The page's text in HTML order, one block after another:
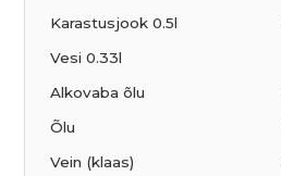
Karastusjook 0.5l
Vesi 0.33l
Alkovaba õlu
Õlu
Vein (klaas)